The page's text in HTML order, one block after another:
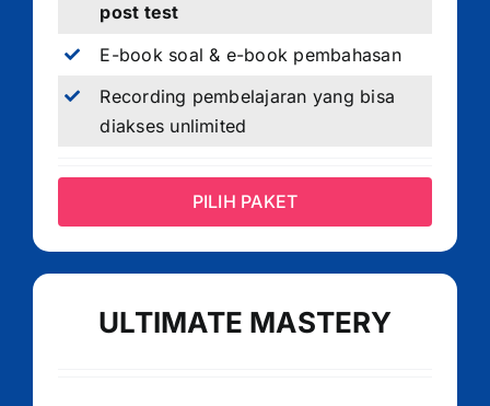
post test
E-book soal & e-book pembahasan
Recording pembelajaran yang bisa
diakses unlimited
PILIH PAKET
ULTIMATE MASTERY